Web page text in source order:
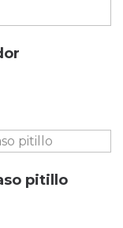
pitillo